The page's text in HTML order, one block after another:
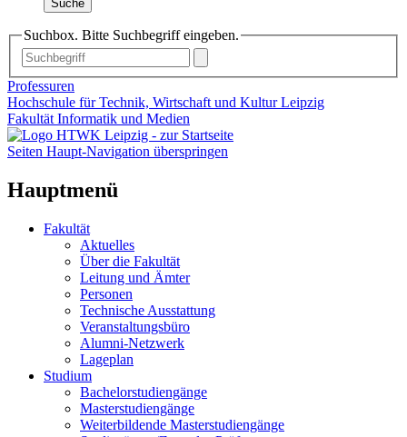
Suche
Suchbox. Bitte Suchbegriff eingeben.
Professuren
Hochschule für Technik, Wirtschaft und Kultur Leipzig
Fakultät Informatik und Medien
Seiten Haupt-Navigation überspringen
Hauptmenü
Fakultät
Aktuelles
Über die Fakultät
Leitung und Ämter
Personen
Technische Ausstattung
Veranstaltungsbüro
Alumni-Netzwerk
Lageplan
Studium
Bachelorstudiengänge
Masterstudiengänge
Weiterbildende Masterstudiengänge